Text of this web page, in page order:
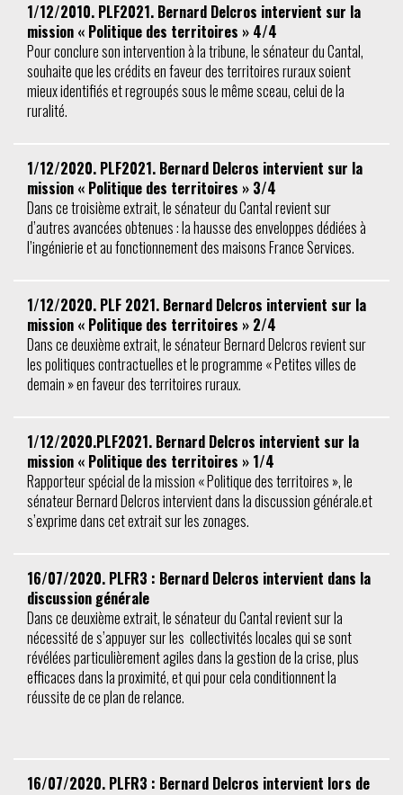
1/12/2010. PLF2021. Bernard Delcros intervient sur la
mission « Politique des territoires » 4/4
Pour conclure son intervention à la tribune, le sénateur du Cantal,
souhaite que les crédits en faveur des territoires ruraux soient
mieux identifiés et regroupés sous le même sceau, celui de la
ruralité.
1/12/2020. PLF2021. Bernard Delcros intervient sur la
mission « Politique des territoires » 3/4
Dans ce troisième extrait, le sénateur du Cantal revient sur
d’autres avancées obtenues : la hausse des enveloppes dédiées à
l’ingénierie et au fonctionnement des maisons France Services.
1/12/2020. PLF 2021. Bernard Delcros intervient sur la
mission « Politique des territoires » 2/4
Dans ce deuxième extrait, le sénateur Bernard Delcros revient sur
les politiques contractuelles et le programme « Petites villes de
demain » en faveur des territoires ruraux.
1/12/2020.PLF2021. Bernard Delcros intervient sur la
mission « Politique des territoires » 1/4
Rapporteur spécial de la mission « Politique des territoires », le
sénateur Bernard Delcros intervient dans la discussion générale.et
s’exprime dans cet extrait sur les zonages.
16/07/2020. PLFR3 : Bernard Delcros intervient dans la
discussion générale
Dans ce deuxième extrait, le sénateur du Cantal revient sur la
nécessité de s’appuyer sur les collectivités locales qui se sont
révélées particulièrement agiles dans la gestion de la crise, plus
efficaces dans la proximité, et qui pour cela conditionnent la
réussite de ce plan de relance.
16/07/2020. PLFR3 : Bernard Delcros intervient lors de